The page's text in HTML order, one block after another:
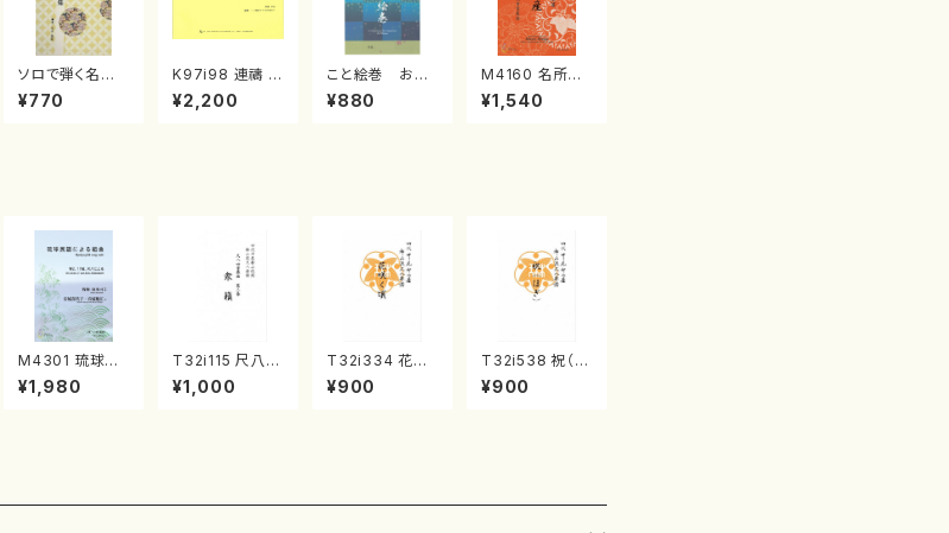
ソロで弾く名曲
集 クリスマス・
イブ／恋人がサ
¥770
K97i98 連禱 :
2台ピアノのため
の（2 Pianos /
¥2,200
こと絵巻 お江
戸日本橋
¥880
M4160 名所土
産《箏曲楽譜》
（箏/宮城喜代
¥1,540
M4301 琉球民
謡による組曲
（箏/牧野由多可
¥1,980
T32i115 尺八四
重奏曲 第三番
衆籟（尺八/初代
¥1,000
T32i334 花咲
く頃（尺八/初代
山川園松/楽譜）
¥900
T32i538 祝（ほ
ぎ）（尺八/二代
池田静山/楽譜）
¥900